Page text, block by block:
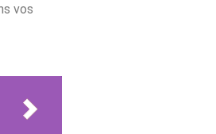
vos